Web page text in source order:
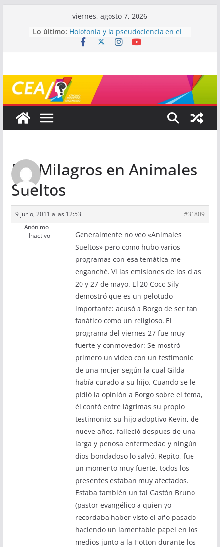
viernes, agosto 7, 2026
Lo último: Holofonía y la pseudociencia en el
audio
Mayéutica (o cómo debatir sin
terminar a los golpes)
Somos menos capaces de lo que
Re: Milagros en Animales
Sueltos
9 junio, 2011 a las 12:53
#31809
Anónimo
Inactivo
Generalmente no veo «Animales
Sueltos» pero como hubo varios
programas con esa temática me
enganché. Vi las emisiones de los días
20 y 27 de mayo. El 20 Coco Sily
demostró que es un pelotudo
importante: acusó a Borgo de ser tan
fanático como un religioso. El
programa del viernes 27 fue muy
fuerte y conmovedor: Se mostró
primero un video con un testimonio
de una mujer según la cual Gilda
había curado a su hijo. Cuando se le
pidió la opinión a Borgo sobre el tema,
él contó entre lágrimas su propio
testimonio: su hijo adoptivo Kevin, de
nueve años, falleció después de una
larga y penosa enfermedad y ningún
dios bondadoso lo salvó. Repito, fue
un momento muy fuerte, todos los
presentes estaban muy afectados.
Estaba también un tal Gastón Bruno
(pastor evangélico a quien yo
recordaba haber visto el año pasado
haciendo un lamentable papel en los
medios junto a la Hotton durante los